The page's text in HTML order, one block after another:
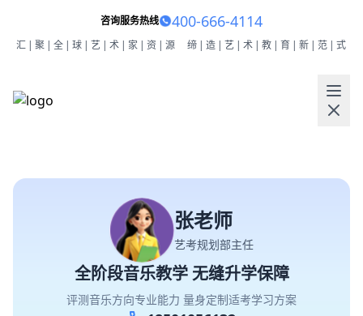
咨询服务热线 400-666-4114
汇|聚|全|球|艺|术|家|资|源 缔|造|艺|术|教|育|新|范|式
张老师
艺考规划部主任
全阶段音乐教学 无缝升学保障
评测音乐方向专业能力 量身定制适考学习方案